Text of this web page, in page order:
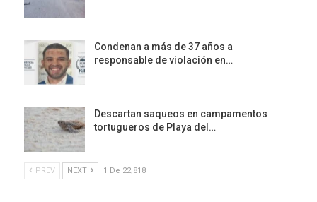
Condenan a más de 37 años a
responsable de violación en…
Descartan saqueos en campamentos
tortugueros de Playa del…
PREV NEXT 1 De 22,818